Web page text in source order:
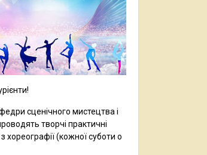
сценічного мистецтва і
творчі практичні
хореографії(кожної суботи о